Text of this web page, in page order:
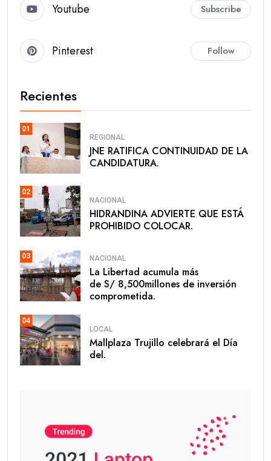
Youtube Subscribe
Pinterest Follow
Recientes
01
REGIONAL
JNE RATIFICA CONTINUIDAD DE LA
CANDIDATURA.
02
NACIONAL
HIDRANDINA ADVIERTE QUE ESTÁ
PROHIBIDO COLOCAR.
03 NACIONAL
La Libertad acumula más
de S/ 8,500millones de inversión
comprometida.
04
LOCAL
Mallplaza Trujillo celebrará el Día
del.